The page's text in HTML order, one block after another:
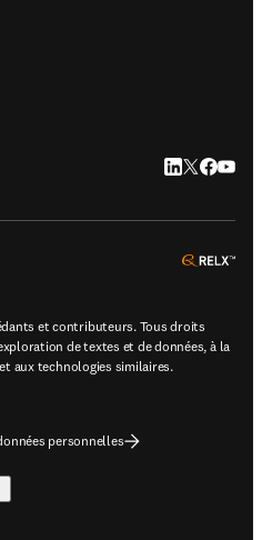
LinkedIn
Twitter
et contributeurs. Tous droits
de textes et de données, à la
aux technologies similaires.
personnelles